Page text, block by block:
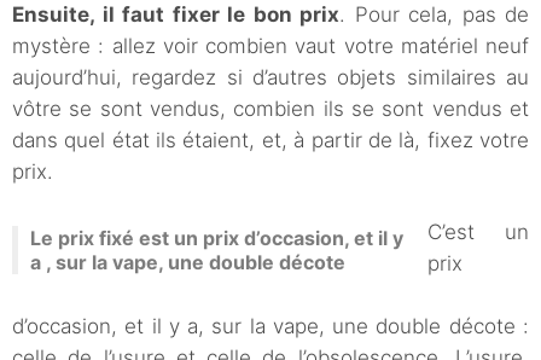
Ensuite, il faut fixer le bon prix. Pour cela, pas de
mystère : allez voir combien vaut votre matériel neuf
aujourd’hui, regardez si d’autres objets similaires au
vôtre se sont vendus, combien ils se sont vendus et
dans quel état ils étaient, et, à partir de là, fixez votre
prix.
Le prix fixé est un prix d’occasion, et il y
a , sur la vape, une double décote
C’est un
prix
d’occasion, et il y a, sur la vape, une double décote :